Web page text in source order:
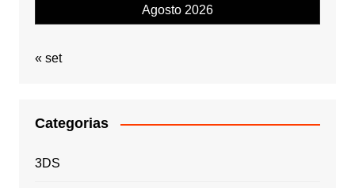
Agosto 2026
« set
Categorias
3DS